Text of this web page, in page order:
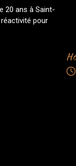
20 ans à Saint-
pour